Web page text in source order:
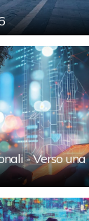
- Verso